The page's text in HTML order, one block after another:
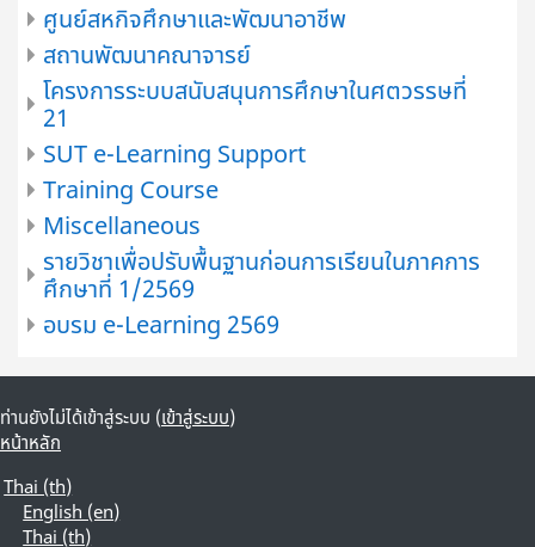
ศูนย์สหกิจศึกษาและพัฒนาอาชีพ
สถานพัฒนาคณาจารย์
โครงการระบบสนับสนุนการศึกษาในศตวรรษที่
21
SUT e-Learning Support
Training Course
Miscellaneous
รายวิชาเพื่อปรับพื้นฐานก่อนการเรียนในภาคการ
ศึกษาที่ 1/2569
อบรม e-Learning 2569
ท่านยังไม่ได้เข้าสู่ระบบ (เข้าสู่ระบบ)
หน้าหลัก
Thai ‎(th)‎
English ‎(en)‎
Thai ‎(th)‎